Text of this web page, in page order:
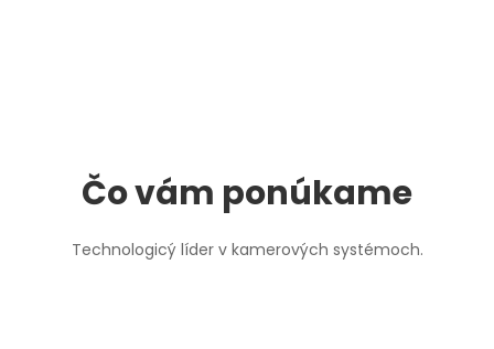
Čo vám ponúkame
Technologicý líder v kamerových systémoch.